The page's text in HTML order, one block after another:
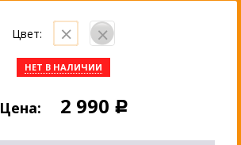
Цвет:
НЕТ В НАЛИЧИИ
Цена: 2 990 Р